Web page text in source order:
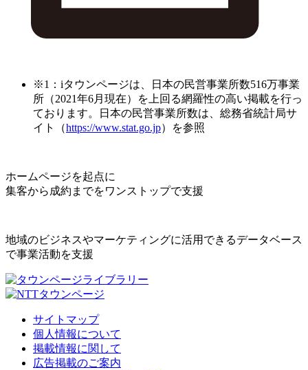
※1：iタウンページは、日本の民営事業所数516万事業
所（2021年6月現在）を上回る網羅性の高い掲載を行っ
ております。日本の民営事業所数は、総務省統計局サ
イト（https://www.stat.go.jp）を参照
ホームページを起点に
集客から成約までをワンストップで支援
地域のビジネスやマーケティングに活用できるデータベース
で事業活動を支援
サイトマップ
個人情報について
掲載情報に関して
広告掲載のご案内